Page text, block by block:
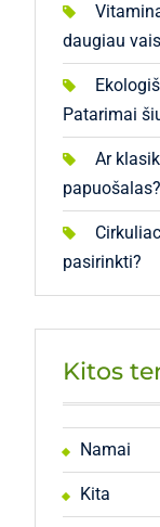
daugiau
Patarimai
Ar
papuošalas?
pasirinkti?
Kitos
Namai
Kita